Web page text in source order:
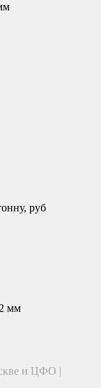
руб
и ЦФО |